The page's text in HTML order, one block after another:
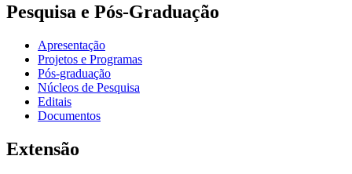
Pesquisa e Pós-Graduação
Apresentação
Projetos e Programas
Pós-graduação
Núcleos de Pesquisa
Editais
Documentos
Extensão